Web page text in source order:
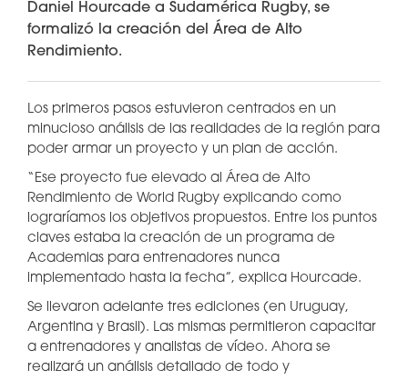
Daniel Hourcade a Sudamérica Rugby, se
formalizó la creación del Área de Alto
Rendimiento.
Los primeros pasos estuvieron centrados en un
minucioso análisis de las realidades de la región para
poder armar un proyecto y un plan de acción.
“Ese proyecto fue elevado al Área de Alto
Rendimiento de World Rugby explicando como
lograríamos los objetivos propuestos. Entre los puntos
claves estaba la creación de un programa de
Academias para entrenadores nunca
implementado hasta la fecha”, explica Hourcade.
Se llevaron adelante tres ediciones (en Uruguay,
Argentina y Brasil). Las mismas permitieron capacitar
a entrenadores y analistas de vídeo. Ahora se
realizará un análisis detallado de todo y